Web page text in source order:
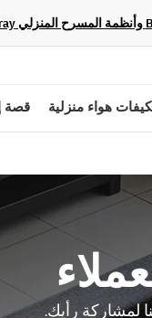
هواء منزلية قصة
لمشاركة رأيك.